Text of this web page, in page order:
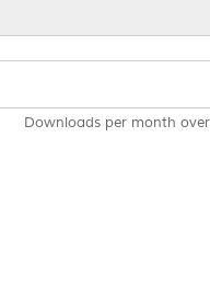
Downloads per month